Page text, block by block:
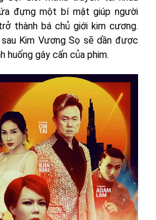
đựng một bí mật giúp người
thành bá chủ giới kim cương.
Kim Vương Sọ sẽ dần được
huống gây cấn của phim.